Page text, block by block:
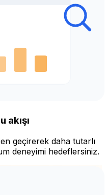
geçirerek daha tutarlı
deneyimi hedeflersiniz.